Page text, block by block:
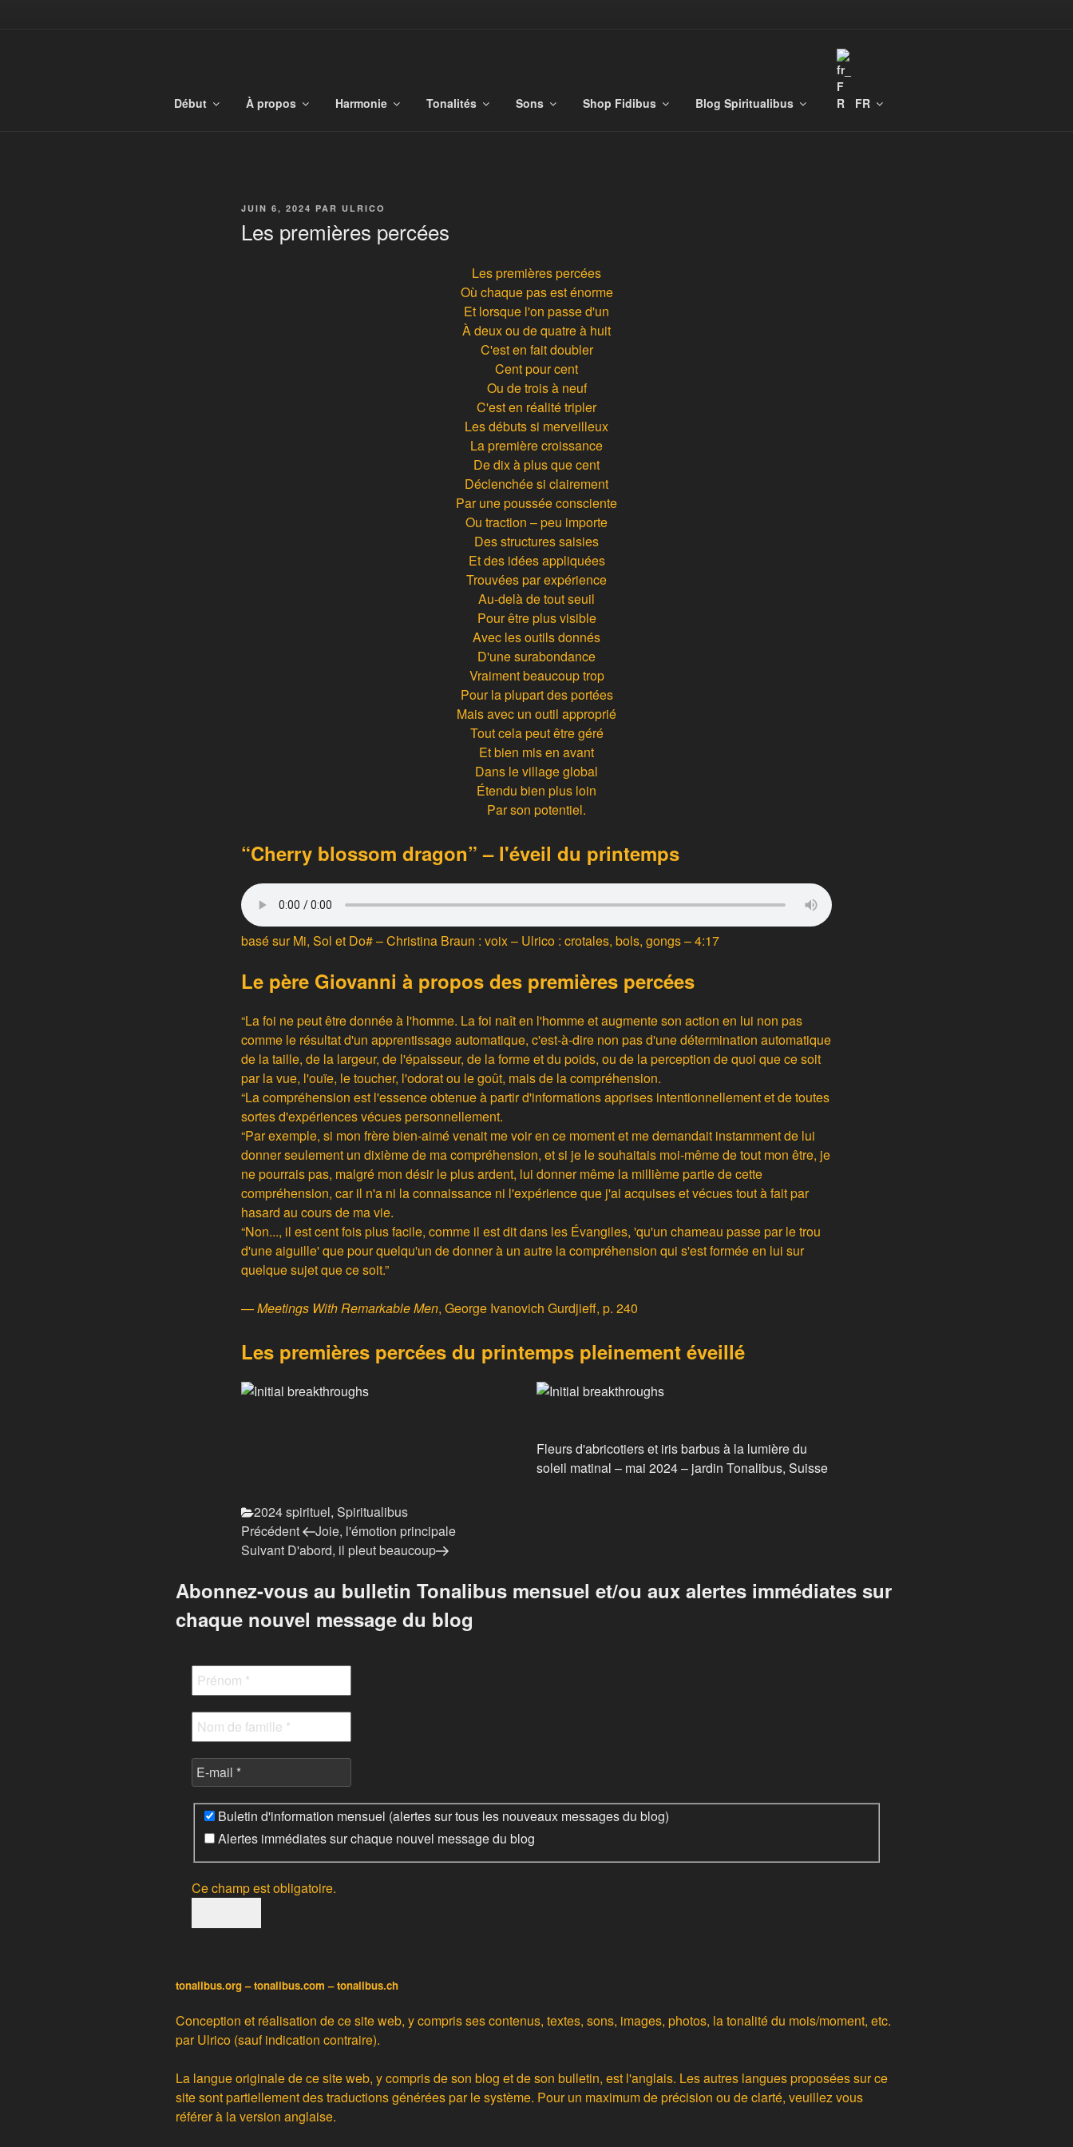
Début À propos Harmonie Tonalités Sons Shop Fidibus Blog Spiritualibus FR
PUBLIÉ
JUIN 6, 2024 PAR ULRICO
Les premières percées
Les premières percées
Où chaque pas est énorme
Et lorsque l'on passe d'un
À deux ou de quatre à huit
C'est en fait doubler
Cent pour cent
Ou de trois à neuf
C'est en réalité tripler
Les débuts si merveilleux
La première croissance
De dix à plus que cent
Déclenchée si clairement
Par une poussée consciente
Ou traction – peu importe
Des structures saisies
Et des idées appliquées
Trouvées par expérience
Au-delà de tout seuil
Pour être plus visible
Avec les outils donnés
D'une surabondance
Vraiment beaucoup trop
Pour la plupart des portées
Mais avec un outil approprié
Tout cela peut être géré
Et bien mis en avant
Dans le village global
Étendu bien plus loin
Par son potentiel.
“Cherry blossom dragon” – l'éveil du printemps
basé sur Mi, Sol et Do# – Christina Braun : voix – Ulrico : crotales, bols, gongs – 4:17
Le père Giovanni à propos des premières percées
“La foi ne peut être donnée à l'homme. La foi naît en l'homme et augmente son action en lui non pas
comme le résultat d'un apprentissage automatique, c'est-à-dire non pas d'une détermination automatique
de la taille, de la largeur, de l'épaisseur, de la forme et du poids, ou de la perception de quoi que ce soit
par la vue, l'ouïe, le toucher, l'odorat ou le goût, mais de la compréhension.
“La compréhension est l'essence obtenue à partir d'informations apprises intentionnellement et de toutes
sortes d'expériences vécues personnellement.
“Par exemple, si mon frère bien-aimé venait me voir en ce moment et me demandait instamment de lui
donner seulement un dixième de ma compréhension, et si je le souhaitais moi-même de tout mon être, je
ne pourrais pas, malgré mon désir le plus ardent, lui donner même la millième partie de cette
compréhension, car il n'a ni la connaissance ni l'expérience que j'ai acquises et vécues tout à fait par
hasard au cours de ma vie.
“Non..., il est cent fois plus facile, comme il est dit dans les Évangiles, 'qu'un chameau passe par le trou
d'une aiguille' que pour quelqu'un de donner à un autre la compréhension qui s'est formée en lui sur
quelque sujet que ce soit.”
—Meetings With Remarkable Men, George Ivanovich Gurdjieff, p. 240
Les premières percées du printemps pleinement éveillé
Fleurs d'abricotiers et iris barbus à la lumière du
soleil matinal – mai 2024 – jardin Tonalibus, Suisse
Catégories
2024 spirituel, Spiritualibus
Navigation
de
l’article
Article
précédent
Précédent
Joie, l'émotion principale
Article
Suivant D'abord, il pleut beaucoup
Abonnez-vous au bulletin Tonalibus mensuel et/ou aux alertes immédiates sur
chaque nouvel message du blog
Buletin d'information mensuel (alertes sur tous les nouveaux messages du blog)
Alertes immédiates sur chaque nouvel message du blog
Ce champ est obligatoire.
tonalibus.org – tonalibus.com – tonalibus.ch
Conception et réalisation de ce site web, y compris ses contenus, textes, sons, images, photos, la tonalité du mois/moment, etc.
parUlrico (sauf indication contraire).
La langue originale de ce site web, y compris de son blog et de son bulletin, est l'anglais. Les autres langues proposées sur ce
site sont partiellement destraductions générées par le système. Pour un maximum de précision ou de clarté, veuillez vous
référer à la version anglaise.